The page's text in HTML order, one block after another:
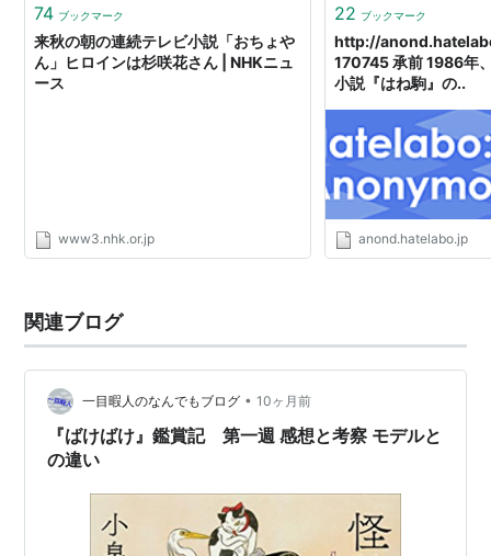
74 ブックマーク
来秋の朝の連続テレビ小説「おちょや
ん」ヒロインは杉咲花さん | NHKニュ
ース
www3.nhk.or.jp
22 ブックマーク
http://
170745 承前 1986年
小説『はね駒』の..
anond.hatelabo.jp
関連ブログ
一目暇人のなんでもブログ • 10ヶ月前
『ばけばけ』鑑賞記 第一週 感想と考察 モデルと
の違い